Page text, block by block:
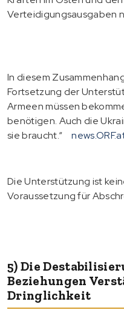
Verteidigungsausgaben
In diesem
Fortsetzung der
Armeen müssen
benötigen. Auch die
sie braucht.“
Die Unterstützung ist
Voraussetzung für
5) Die
Beziehungen
Dringlichkeit